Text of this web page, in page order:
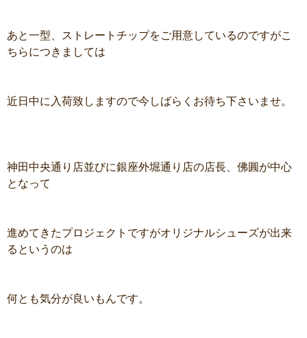
あと一型、ストレートチップをご用意しているのですがこ
ちらにつきましては
近日中に入荷致しますので今しばらくお待ち下さいませ。
神田中央通り店並びに銀座外堀通り店の店長、佛圓が中心
となって
進めてきたプロジェクトですがオリジナルシューズが出来
るというのは
何とも気分が良いもんです。